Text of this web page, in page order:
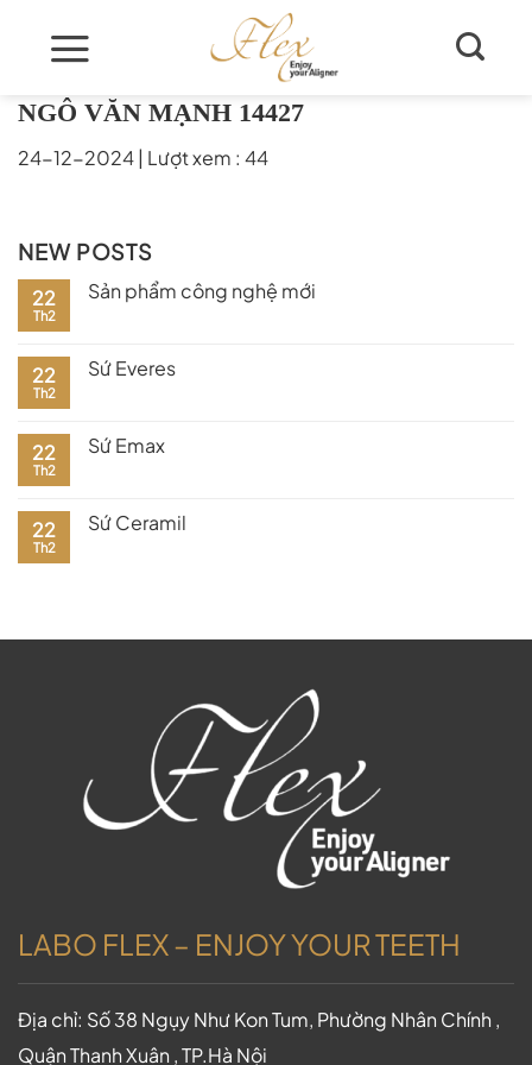
NGÔ VĂN MẠNH 14427
24-12-2024| Lượt xem : 44
NEW POSTS
22
Th2
Sản phẩm công nghệ mới
22
Th2
Sứ Everes
22
Th2
Sứ Emax
22
Th2
Sứ Ceramil
LABO FLEX – ENJOY YOUR TEETH
Địa chỉ: Số 38 Ngụy Như Kon Tum, Phường Nhân Chính ,
Quận Thanh Xuân , TP.Hà Nội